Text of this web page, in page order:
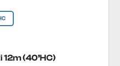
(40’HC)